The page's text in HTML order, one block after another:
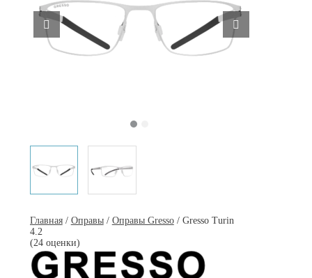
Главная/ Оправы/ Оправы Gresso/ Gresso Turin
4.2
(24 оценки)